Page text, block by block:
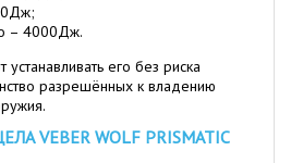
– 4000Дж.
его без риска
разрешённых к владению
VEBER WOLF PRISMATIC